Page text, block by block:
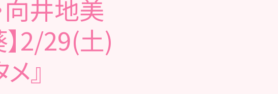
向井地美
2/29(土)
』